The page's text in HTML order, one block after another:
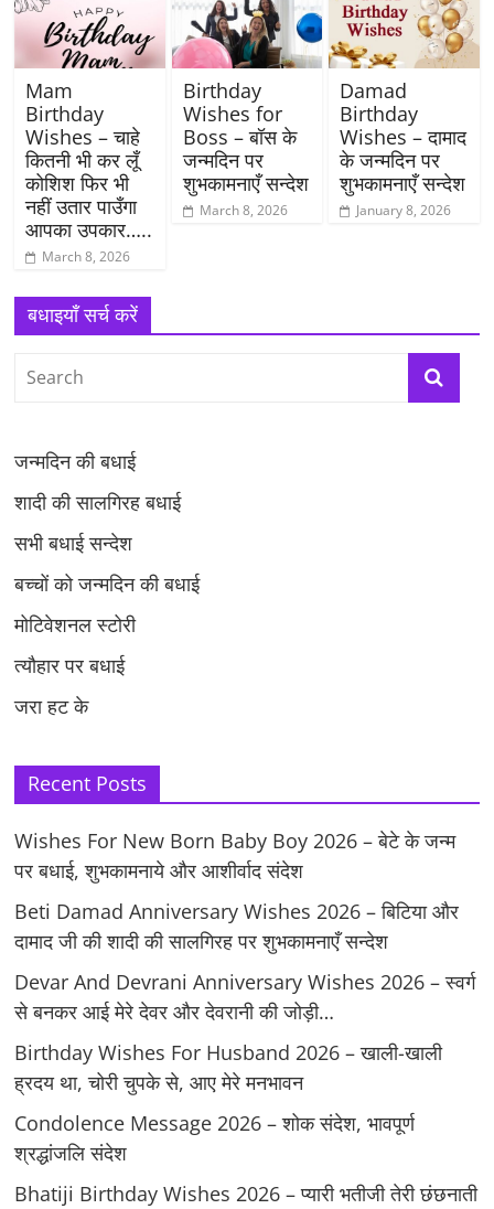
Mam
Birthday
Wishes – चाहे
कितनी भी कर लूँ
कोशिश फिर भी
नहीं उतार पाउँगा
आपका उपकार…..
March 8, 2026
Birthday
Wishes for
Boss – बॉस के
जन्मदिन पर
शुभकामनाएँ सन्देश
March 8, 2026
Damad
Birthday
Wishes – दामाद
के जन्मदिन पर
शुभकामनाएँ सन्देश
January 8, 2026
बधाइयाँ सर्च करें
जन्मदिन की बधाई
शादी की सालगिरह बधाई
सभी बधाई सन्देश
बच्चों को जन्मदिन की बधाई
मोटिवेशनल स्टोरी
त्यौहार पर बधाई
जरा हट के
Recent Posts
Wishes For New Born Baby Boy 2026 – बेटे के जन्म
पर बधाई, शुभकामनाये और आशीर्वाद संदेश
Beti Damad Anniversary Wishes 2026 – बिटिया और
दामाद जी की शादी की सालगिरह पर शुभकामनाएँ सन्देश
Devar And Devrani Anniversary Wishes 2026 – स्वर्ग
से बनकर आई मेरे देवर और देवरानी की जोड़ी…
Birthday Wishes For Husband 2026 – खाली-खाली
ह्रदय था, चोरी चुपके से, आए मेरे मनभावन
Condolence Message 2026 – शोक संदेश, भावपूर्ण
श्रद्धांजलि संदेश
Bhatiji Birthday Wishes 2026 – प्यारी भतीजी तेरी छंछनाती